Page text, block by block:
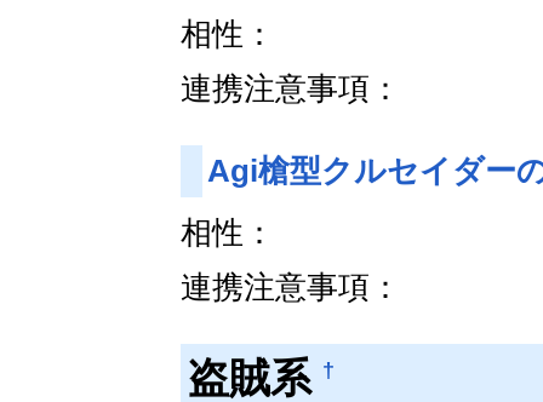
相性：
連携注意事項：
Agi槍型クルセイダー
相性：
連携注意事項：
盗賊系 †